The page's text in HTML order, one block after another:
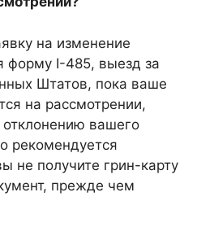
на изменение
форму I-485, выезд за
Штатов, пока ваше
на рассмотрении,
вашего
рекомендуется
не получите грин-карту
прежде чем